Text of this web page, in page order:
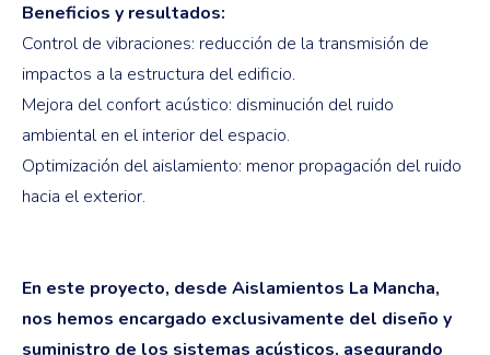
Beneficios y resultados:
Control de vibraciones: reducción de la transmisión de
impactos a la estructura del edificio.
Mejora del confort acústico: disminución del ruido
ambiental en el interior del espacio.
Optimización del aislamiento: menor propagación del ruido
hacia el exterior.
En este proyecto, desde Aislamientos La Mancha,
nos hemos encargado exclusivamente del diseño y
suministro de los sistemas acústicos, asegurando